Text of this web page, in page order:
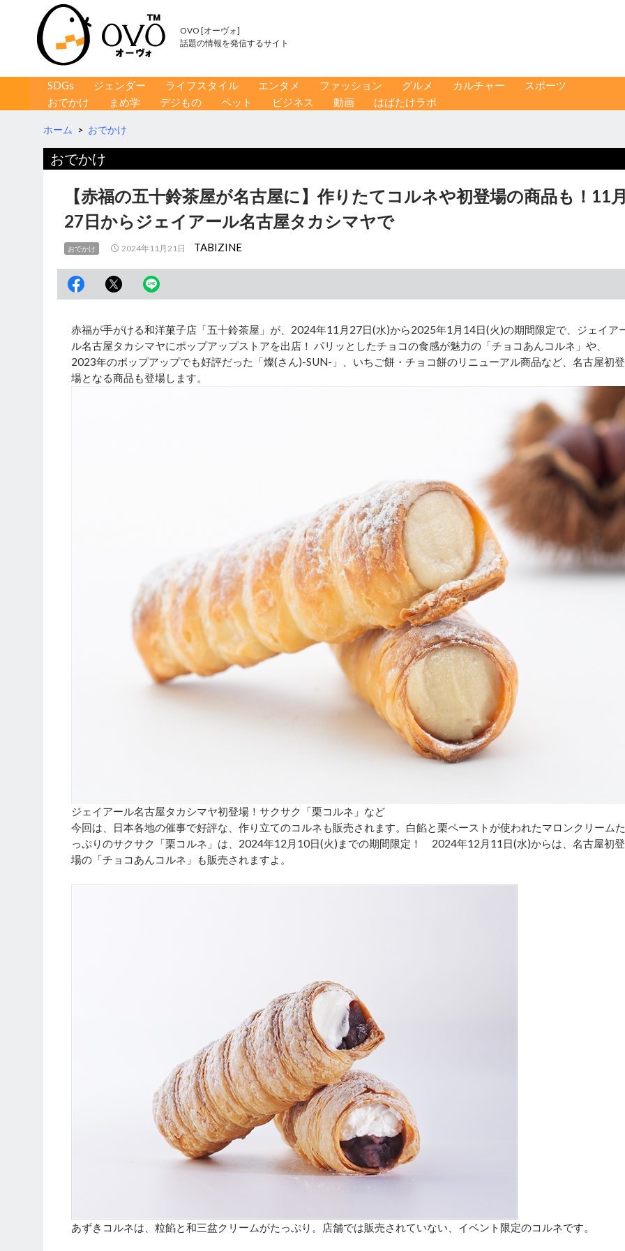
OVO [オーヴォ]
話題の情報を発信するサイト
コンテンツへ移動
SDGs ジェンダー ライフスタイル エンタメ ファッション グルメ カルチャー
スポーツ
おでかけ
まめ学 デジもの ペット ビジネス 動画 はばたけラボ
ホーム > おでかけ
おでかけ
【赤福の五十鈴茶屋が名古屋に】作りたてコルネや初登場の商品も！11
27日からジェイアール名古屋タカシマヤで
おでかけ 2024年11月21日 TABIZINE
赤福が手がける和洋菓子店「五十鈴茶屋」が、2024年11月27日(水)から2025年1月14日(火)の期間限定で、ジェイア
ル名古屋タカシマヤにポップアップストアを出店！ パリッとしたチョコの食感が魅力の「チョコあんコルネ」や、
2023年のポップアップでも好評だった「燦(さん)-SUN-」、いちご餅・チョコ餅のリニューアル商品など、名古屋初登
場となる商品も登場します。
ジェイアール名古屋タカシマヤ初登場！サクサク「栗コルネ」など
今回は、日本各地の催事で好評な、作り立てのコルネも販売されます。白餡と栗ペーストが使われたマロンクリームた
っぷりのサクサク「栗コルネ」は、2024年12月10日(火)までの期間限定！ 2024年12月11日(水)からは、名古屋初登
場の「チョコあんコルネ」も販売されますよ。
あずきコルネは、粒餡と和三盆クリームがたっぷり。店舗では販売されていない、イベント限定のコルネです。